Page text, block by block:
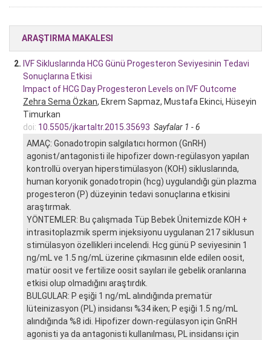
ARAŞTIRMA MAKALESI
2. IVF Sikluslarında HCG Günü Progesteron Seviyesinin Tedavi
Sonuçlarına Etkisi
Impact of HCG Day Progesteron Levels on IVF Outcome
Zehra Sema Özkan, Ekrem Sapmaz, Mustafa Ekinci, Hüseyin
Timurkan
doi: 10.5505/jkartaltr.2015.35693 Sayfalar 1 - 6
AMAÇ: Gonadotropin salgılatıcı hormon (GnRH)
agonist/antagonisti ile hipofizer down-regülasyon yapılan
kontrollü overyan hiperstimülasyon (KOH) sikluslarında,
human koryonik gonadotropin (hcg) uygulandığı gün plazma
progesteron (P) düzeyinin tedavi sonuçlarına etkisini
araştırmak.
YÖNTEMLER: Bu çalışmada Tüp Bebek Ünitemizde KOH +
intrasitoplazmik sperm injeksiyonu uygulanan 217 siklusun
stimülasyon özellikleri incelendi. Hcg günü P seviyesinin 1
ng/mL ve 1.5 ng/mL üzerine çıkmasının elde edilen oosit,
matür oosit ve fertilize oosit sayıları ile gebelik oranlarına
etkisi olup olmadığını araştırdık.
BULGULAR: P eşiği 1 ng/mL alındığında prematür
lüteinizasyon (PL) insidansı %34 iken; P eşiği 1.5 ng/mL
alındığında %8 idi. Hipofizer down-regülasyon için GnRH
agonisti ya da antagonisti kullanılması, PL insidansı için